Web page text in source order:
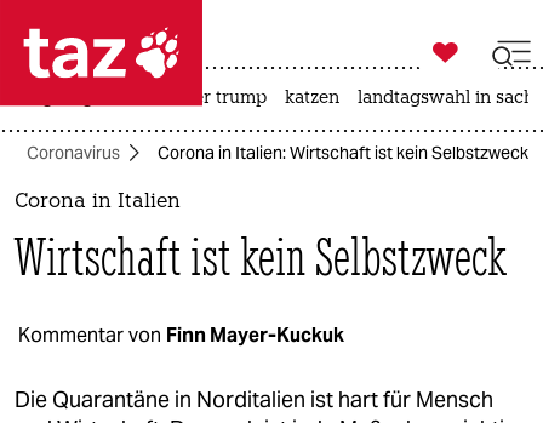
 taz zahl ich
taz zahl ich
politik
öko
gesellschaft

taz zahl ich
usa unter trump katzen landtagswahl in
Coronavirus Corona in Italien: Wirtschaft ist kein Selbstzweck
Corona in Italien
Wirtschaft ist kein Selbstzweck
Kommentar von Finn Mayer-Kuckuk
Die Quarantäne in Norditalien ist hart für Mensch